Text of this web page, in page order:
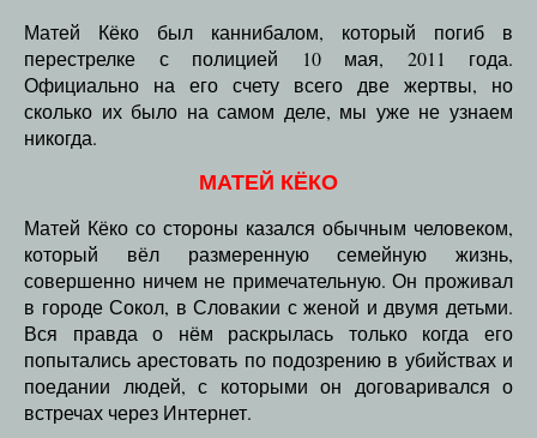
Матей Кёко был каннибалом, который погиб в
перестрелке с полицией 10 мая, 2011 года.
Официально на его счету всего две жертвы, но
сколько их было на самом деле, мы уже не узнаем
никогда.
МАТЕЙ КЁКО
Матей Кёко со стороны казался обычным человеком,
который вёл размеренную семейную жизнь,
совершенно ничем не примечательную. Он проживал
в городе Сокол, в Словакии с женой и двумя детьми.
Вся правда о нём раскрылась только когда его
попытались арестовать по подозрению в убийствах и
поедании людей, с которыми он договаривался о
встречах через Интернет.